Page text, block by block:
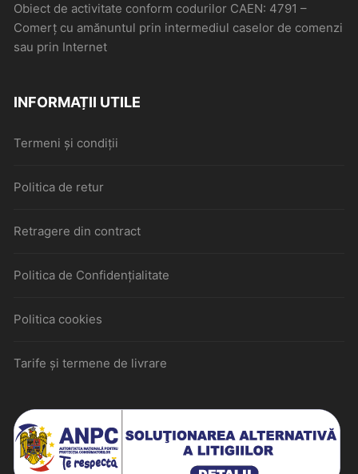
Obiect de activitate conform codurilor CAEN: 4791 –
Comerţ cu amănuntul prin intermediul caselor de comenzi
sau prin Internet
INFORMAȚII UTILE
Termeni și condiții
Politica de retur
Retragere din contract
Politica de Confidențialitate
Politica cookies
Tarife și termene de livrare